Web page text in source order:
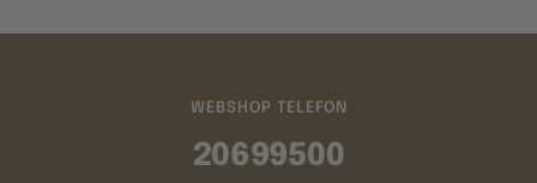
WEBSHOP TELEFON
20699500